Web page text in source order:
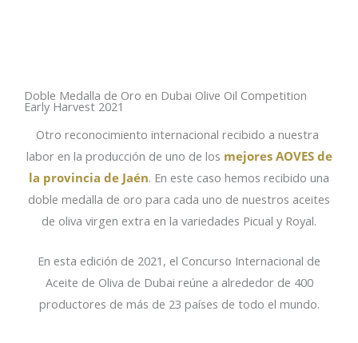
Doble Medalla de Oro en Dubai Olive Oil Competition
Early Harvest 2021
Otro reconocimiento internacional recibido a nuestra
labor en la producción de uno de los mejores AOVES de
la provincia de Jaén. En este caso hemos recibido una
doble medalla de oro para cada uno de nuestros aceites
de oliva virgen extra en la variedades Picual y Royal.
En esta edición de 2021, el Concurso Internacional de
Aceite de Oliva de Dubai reúne a alrededor de 400
productores de más de 23 países de todo el mundo.